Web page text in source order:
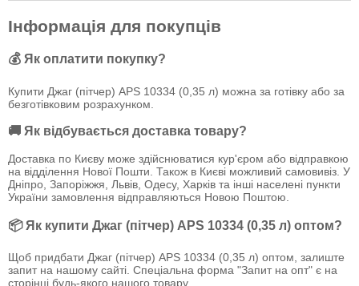
Інформація для покупців
💰 Як оплатити покупку?
Купити Джаг (пітчер) APS 10334 (0,35 л) можна за готівку або за
безготівковим розрахунком.
🚚 Як відбувається доставка товару?
Доставка по Києву може здійснюватися кур'єром або відправкою
на відділення Нової Пошти. Також в Києві можливий самовивіз. У
Дніпро, Запоріжжя, Львів, Одесу, Харків та інші населені пункти
України замовлення відправляються Новою Поштою.
📦 Як купити Джаг (пітчер) APS 10334 (0,35 л) оптом?
Щоб придбати Джаг (пітчер) APS 10334 (0,35 л) оптом, залиште
запит на нашому сайті. Спеціальна форма "Запит на опт" є на
сторінці будь-якого нашого товару.